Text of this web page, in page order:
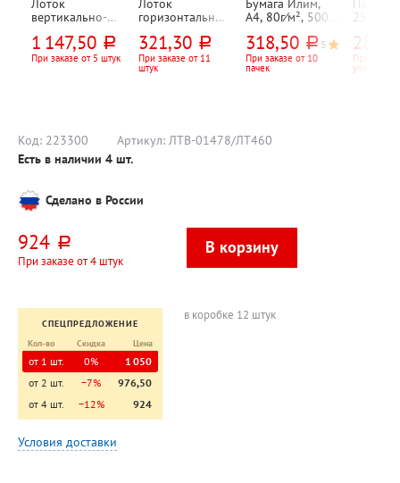
Лоток
вертикально-
, веерный, 6
отд., 7-ми
1 147,50 руб.
При заказе от 5 штук
Лоток
горизонтальный
"Дельта",
315мм*250мм*6
0мм, пластик,
321,30 руб.
При заказе от 11
штук
Бумага Илим,
А4, 80г⁄м², 500л,
146%
318,50 руб.
При заказе от 10
пачек
5 5
Папка-
25мкм,
При
упаковок
Код: 223300 Артикул: ЛТВ-01478/ЛТ460
Есть в наличии 4 шт.
Сделано в России
924 руб.
При заказе от 4 штук
СПЕЦПРЕДЛОЖЕНИЕ
Кол-во
Скидка Цена
от 1 шт. 0%
1 050
от 2 шт.
−7%
976,50
от 4 шт.
−12% 924
в коробке 12 штук
Условия доставки